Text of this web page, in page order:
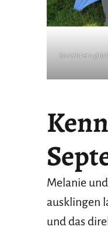
So sieht ein
Melanie
ausklingen
und das